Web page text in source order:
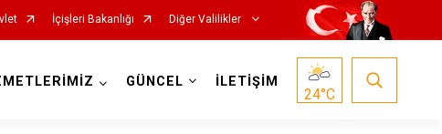
İçişleri Bakanlığı Diğer Valilikler
GÜNCEL İLETİŞİM
24°C